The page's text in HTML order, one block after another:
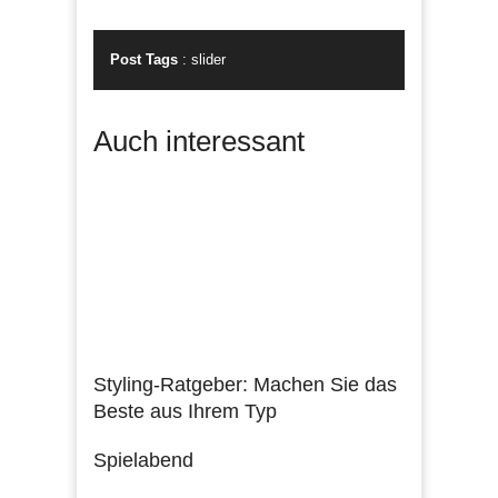
Post Tags : slider
Auch interessant
Styling-Ratgeber: Machen Sie das
Beste aus Ihrem Typ
Spielabend